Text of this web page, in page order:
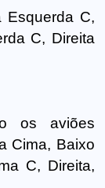
Esquerda C,
C, Direita
os aviões
Cima, Baixo
C, Direita,